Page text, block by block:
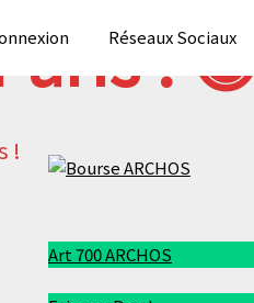
Réseaux Sociaux
! 😀
!
Art 700 ARCHOS